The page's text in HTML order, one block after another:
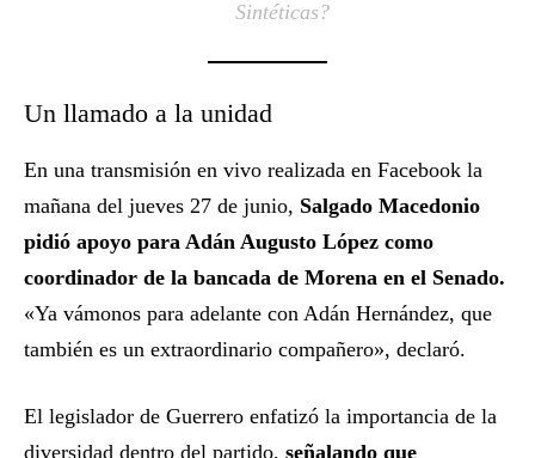
Sintéticas?
Un llamado a la unidad
En una transmisión en vivo realizada en Facebook la
mañana del jueves 27 de junio, Salgado Macedonio
pidió apoyo para Adán Augusto López como
coordinador de la bancada de Morena en el Senado.
«Ya vámonos para adelante con Adán Hernández, que
también es un extraordinario compañero», declaró.
El legislador de Guerrero enfatizó la importancia de la
diversidad dentro del partido, señalando que